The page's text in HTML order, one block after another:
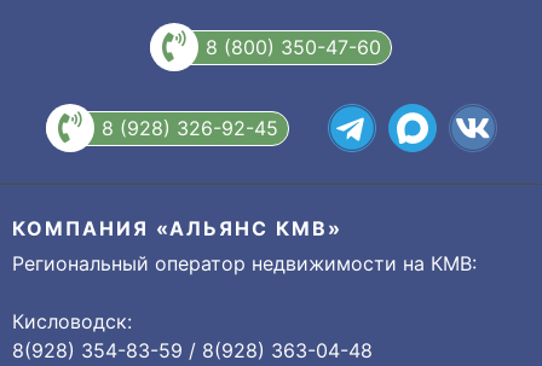
8 (800) 350-47-60
8 (928) 326-92-45
КОМПАНИЯ «АЛЬЯНС КМВ»
Региональный оператор недвижимости на КМВ:
Кисловодск:
8(928) 354-83-59 / 8(928) 363-04-48